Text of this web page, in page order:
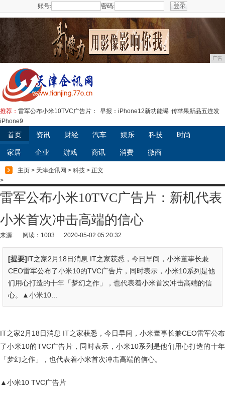
账号: 密码:
广告
推荐： 雷军公布小米10TVC广告片： 早报：iPhone12新功能曝 传苹果新品五连发
iPhone9
首页 资讯 财经 汽车 娱乐 科技 时尚
家居 企业 游戏 商讯 消费 微商
主页 > 天津企讯网 > 科技 > 正文
>
雷军公布小米10TVC广告片：新机代表
小米首次冲击高端的信心
来源: 阅读：1003 2020-05-02 05:20:32
[提要]IT之家2月18日消息 IT之家获悉，今日早间，小米董事长兼
CEO雷军公布了小米10的TVC广告片，同时表示，小米10系列是他
们用心打造的十年「梦幻之作」，也代表着小米首次冲击高端的信
心。▲小米10...
IT之家2月18日消息 IT之家获悉，今日早间，小米董事长兼CEO雷军公布
了小米10的TVC广告片，同时表示，小米10系列是他们用心打造的十年
「梦幻之作」，也代表着小米首次冲击高端的信心。
▲小米10 TVC广告片